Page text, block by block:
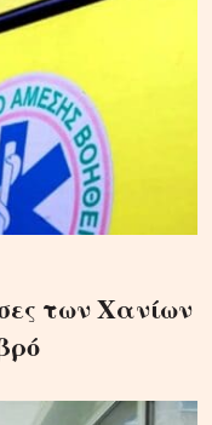
των Χανίων